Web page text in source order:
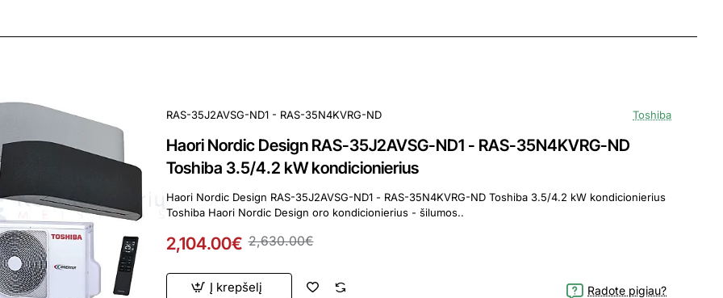
RAS-35J2AVSG-ND1 - RAS-35N4KVRG-ND Toshiba
Haori Nordic Design RAS-35J2AVSG-ND1 - RAS-35N4KVRG-ND
Toshiba 3.5/4.2 kW kondicionierius
Haori Nordic Design RAS-35J2AVSG-ND1 - RAS-35N4KVRG-ND Toshiba 3.5/4.2 kW kondicionierius
Toshiba Haori Nordic Design oro kondicionierius - šilumos..
2,104.00€ 2,630.00€
Į krepšelį Radote pigiau?